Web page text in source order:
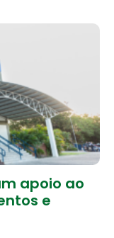
apoio ao
e